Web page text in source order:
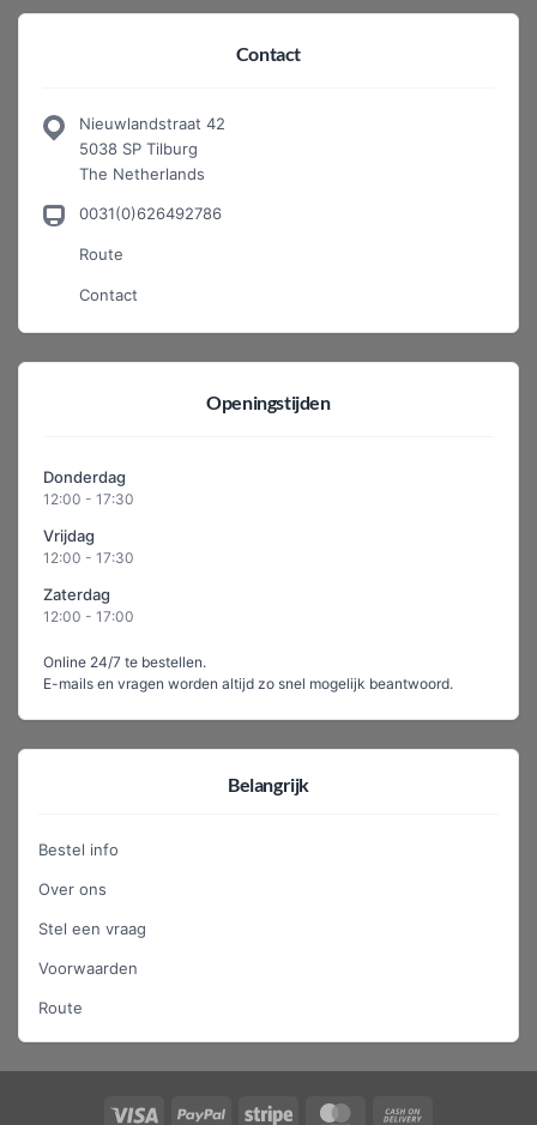
Contact
Nieuwlandstraat 42
5038 SP Tilburg
The Netherlands
0031(0)626492786
Route
Contact
Openingstijden
Donderdag
12:00 - 17:30
Vrijdag
12:00 - 17:30
Zaterdag
12:00 - 17:00
Online 24/7 te bestellen.
E-mails en vragen worden altijd zo snel mogelijk beantwoord.
Belangrijk
Bestel info
Over ons
Stel een vraag
Voorwaarden
Route
Visa PayPal Stripe MasterCard